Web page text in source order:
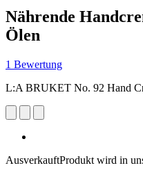
Nährende
Ölen
1 Bewertung
L:A BRUKET No. 92 Hand
AusverkauftProdukt wird in